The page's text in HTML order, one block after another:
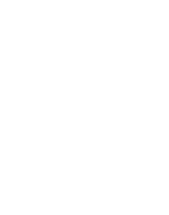
2025.